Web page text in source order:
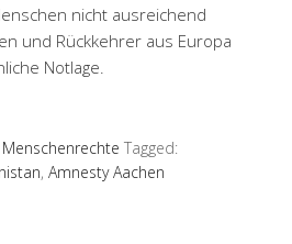
nicht ausreichend
und Rückkehrer aus Europa
Notlage.
Menschenrechte Tagged:
, Amnesty Aachen